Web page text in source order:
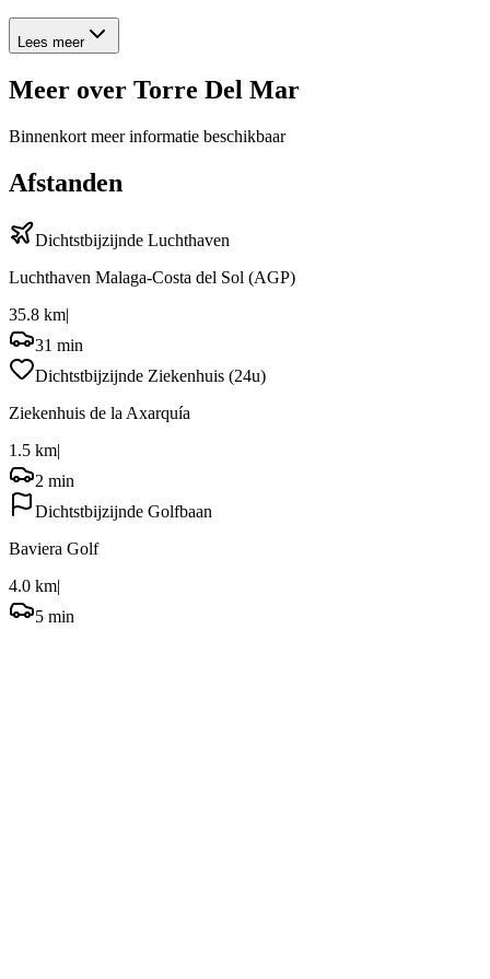
Lees meer
Meer over Torre Del Mar
Binnenkort meer informatie beschikbaar
Afstanden
Dichtstbijzijnde Luchthaven
Luchthaven Malaga-Costa del Sol (AGP)
35.8 km|
31 min
Dichtstbijzijnde Ziekenhuis (24u)
Ziekenhuis de la Axarquía
1.5 km|
2 min
Dichtstbijzijnde Golfbaan
Baviera Golf
4.0 km|
5 min